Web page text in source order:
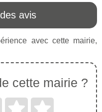
avis
avec cette mairie,
cette mairie ?